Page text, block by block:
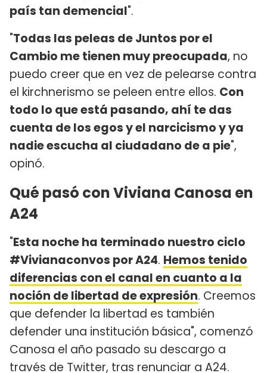
país tan demencial".
"Todas las peleas de Juntos por el
Cambio me tienen muy preocupada, no
puedo creer que en vez de pelearse contra
el kirchnerismo se peleen entre ellos. Con
todo lo que está pasando, ahí te das
cuenta de los egos y el narcicismo y ya
nadie escucha al ciudadano de a pie",
opinó.
Qué pasó con Viviana Canosa en
A24
"Esta noche ha terminado nuestro ciclo
#Vivianaconvos por A24. Hemos tenido
diferencias con el canal en cuanto a la
noción de libertad de expresión. Creemos
que defender la libertad es también
defender una institución básica", comenzó
Canosa el año pasado su descargo a
través de Twitter, tras renunciar a A24.